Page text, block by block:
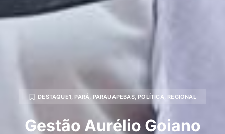
DESTAQUE1, PARÁ, PARAUAPEBAS, POLÍTICA, REGIONAL
Gestão Aurélio Goiano